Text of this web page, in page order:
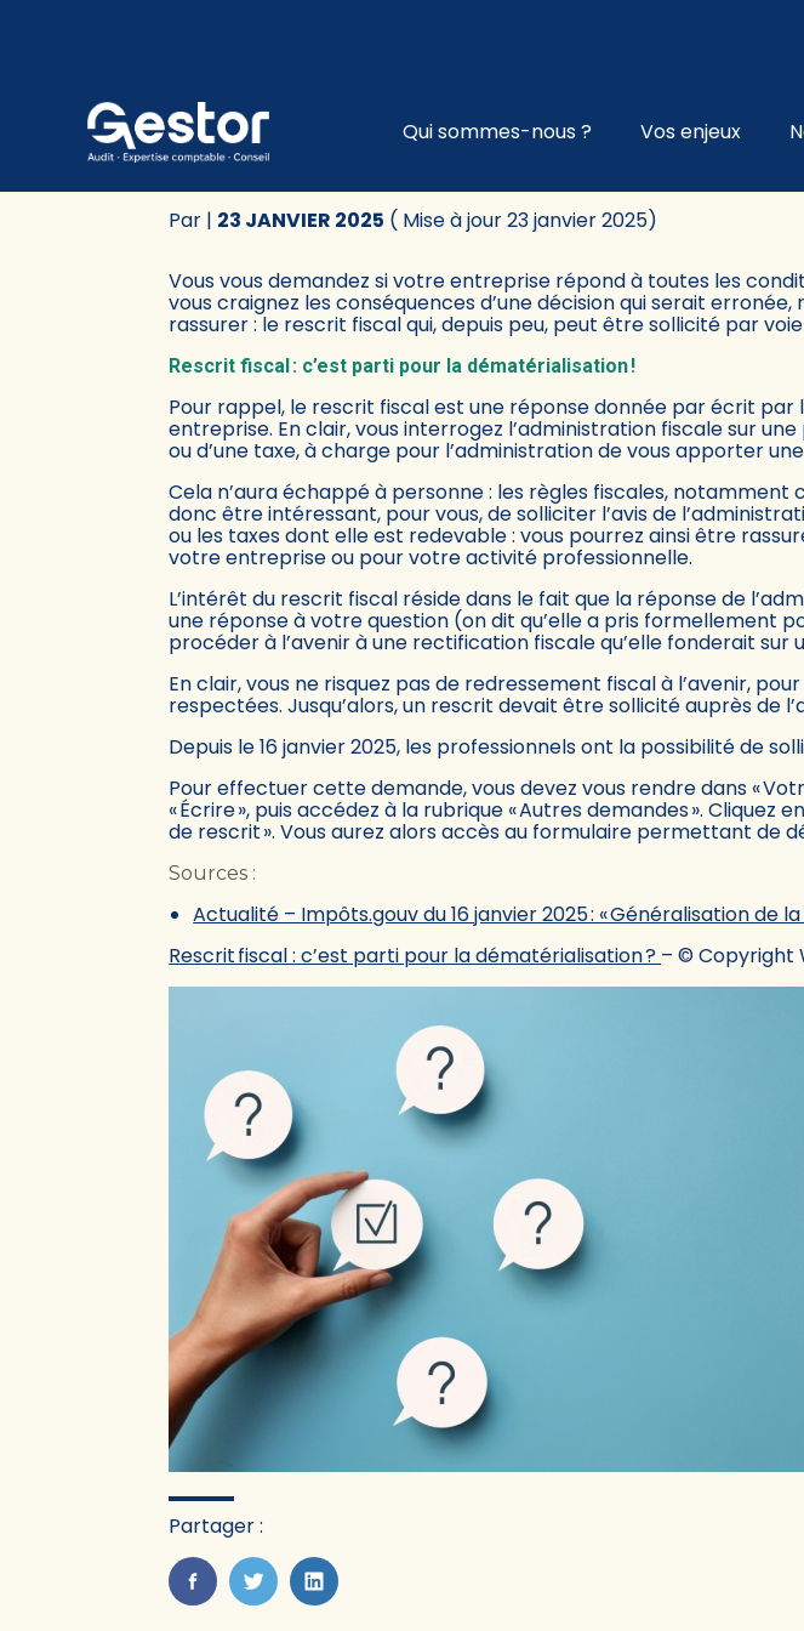
Aller
au
Principal
Qui sommes-nous ? Vos enjeux
RESCRIT FISCAL : C’EST PARTI
Par | 23 JANVIER 2025 ( Mise à jour 23 janvier 2025)
Vous vous demandez si votre entreprise répond à toutes les
vous craignez les conséquences d’une décision qui serait
rassurer : le rescrit fiscal qui, depuis peu, peut être sollicité par
Rescrit fiscal : c’est parti pour la dématérialisation !
Pour rappel, le rescrit fiscal est une réponse donnée par écrit
entreprise. En clair, vous interrogez l’administration fiscale sur
ou d’une taxe, à charge pour l’administration de vous apporter
Cela n’aura échappé à personne : les règles fiscales,
donc être intéressant, pour vous, de solliciter l’avis de
ou les taxes dont elle est redevable : vous pourrez ainsi être
votre entreprise ou pour votre activité professionnelle.
L’intérêt du rescrit fiscal réside dans le fait que la réponse de
une réponse à votre question (on dit qu’elle a pris formellement
procéder à l’avenir à une rectification fiscale qu’elle fonderait
En clair, vous ne risquez pas de redressement fiscal à l’avenir,
respectées. Jusqu’alors, un rescrit devait être sollicité auprès de
Depuis le 16 janvier 2025, les professionnels ont la possibilité de
Pour effectuer cette demande, vous devez vous rendre dans «
« Écrire », puis accédez à la rubrique « Autres demandes ». Cliquez
de rescrit ». Vous aurez alors accès au formulaire permettant de
Sources :
Actualité – Impôts.gouv du 16 janvier 2025 : « Généralisation
Rescrit fiscal : c’est parti pour la dématérialisation ? – © Copyright
Partager :
FaceBook
TwitterLinkedIn